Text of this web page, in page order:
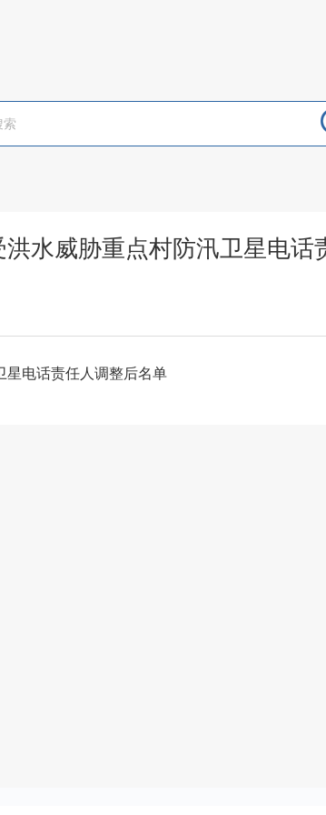
洪水威胁重点村防汛卫星电话
星电话责任人调整后名单